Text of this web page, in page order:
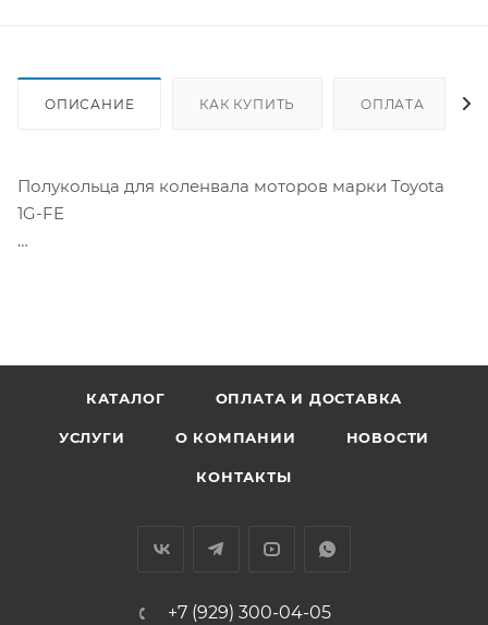
ОПИСАНИЕ КАК КУПИТЬ ОПЛАТА
Полукольца для коленвала моторов марки Toyota
1G-FE
КАТАЛОГ ОПЛАТА И ДОСТАВКА
УСЛУГИ О КОМПАНИИ НОВОСТИ
КОНТАКТЫ
+7 (929) 300-04-05